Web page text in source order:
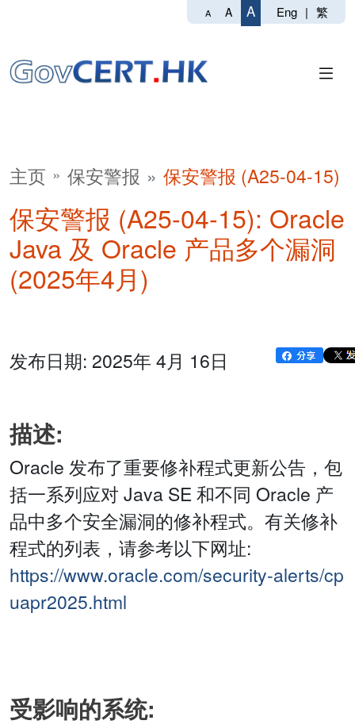
A A A Eng | 繁
主页 保安警报 保安警报 (A25-04-15)
保安警报 (A25-04-15): Oracle
Java 及 Oracle 产品多个漏洞
(2025年4月)
发布日期: 2025年 4月 16日
描述:
Oracle 发布了重要修补程式更新公告，包
括一系列应对 Java SE 和不同 Oracle 产
品中多个安全漏洞的修补程式。有关修补
程式的列表，请参考以下网址:
https://www.oracle.com/security-alerts/cp
uapr2025.html
受影响的系统: